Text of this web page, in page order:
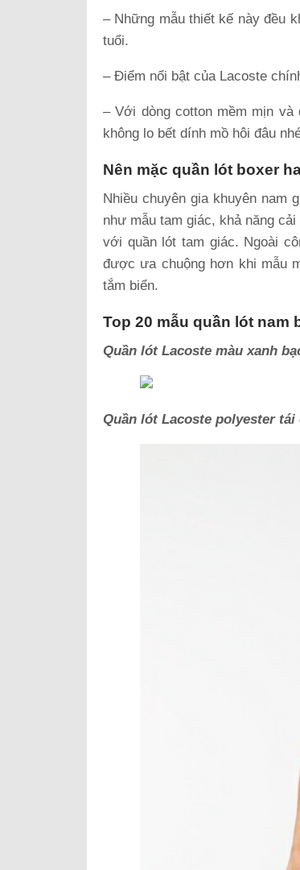
– Những mẫu thiết kế này đều
tuổi.
– Điểm nổi bật của Lacoste
– Với dòng cotton mềm mịn và
không lo bết dính mồ hôi đâu
Nên mặc quần lót boxer
Nhiều chuyên gia khuyên nam
như mẫu tam giác, khả năng
với quần lót tam giác. Ngoài
được ưa chuộng hơn khi mẫu
tắm biển.
Top 20 mẫu quần lót nam
Quần lót Lacoste màu xanh
Quần lót Lacoste polyester tái